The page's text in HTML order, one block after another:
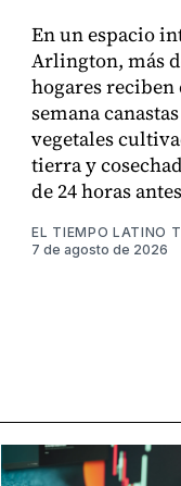
En un espacio
Arlington, más
hogares reciben
semana
vegetales
tierra y
de 24 horas
EL TIEMPO LATINO
7 de agosto de 2026